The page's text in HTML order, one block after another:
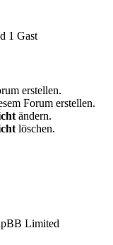
1 Gast
erstellen.
Forum erstellen.
ändern.
löschen.
Limited